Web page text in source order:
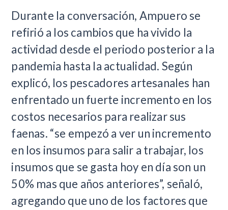
Durante la conversación, Ampuero se
refirió a los cambios que ha vivido la
actividad desde el periodo posterior a la
pandemia hasta la actualidad. Según
explicó, los pescadores artesanales han
enfrentado un fuerte incremento en los
costos necesarios para realizar sus
faenas. “se empezó a ver un incremento
en los insumos para salir a trabajar, los
insumos que se gasta hoy en día son un
50% mas que años anteriores”, señaló,
agregando que uno de los factores que